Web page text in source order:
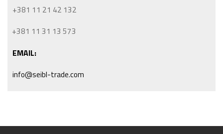
+381 11 21 42 132
+381 11 31 13 573
EMAIL:
info@seibl-trade.com